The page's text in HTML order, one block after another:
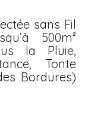
sans Fil
500m²
la Pluie,
Tonte
Bordures)